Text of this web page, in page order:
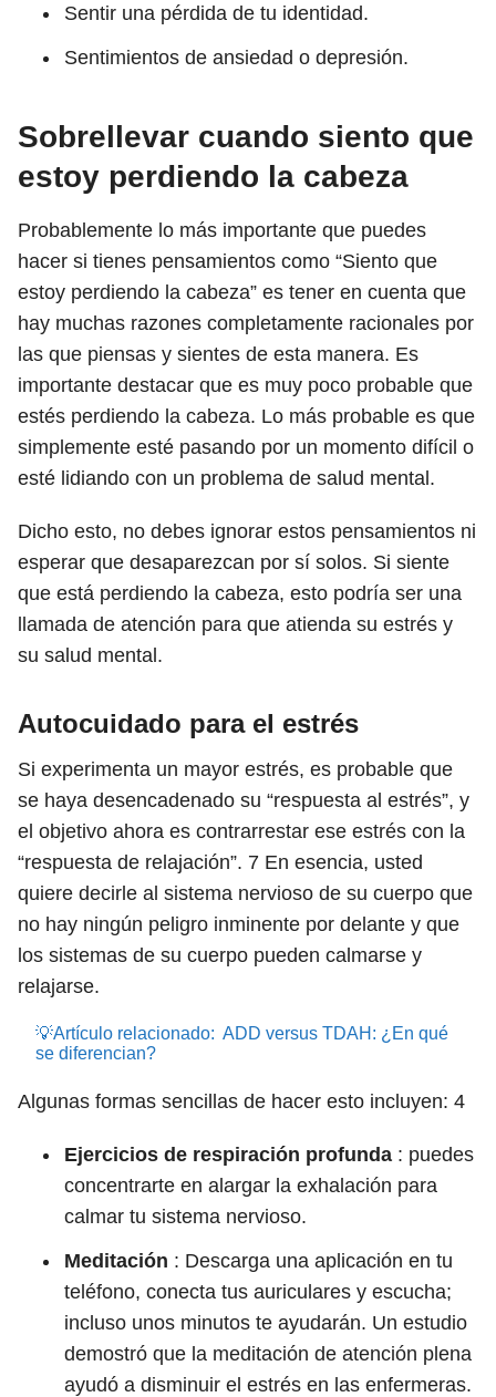
Sentir una pérdida de tu identidad.
Sentimientos de ansiedad o depresión.
Sobrellevar cuando siento que
estoy perdiendo la cabeza
Probablemente lo más importante que puedes
hacer si tienes pensamientos como “Siento que
estoy perdiendo la cabeza” es tener en cuenta que
hay muchas razones completamente racionales por
las que piensas y sientes de esta manera. Es
importante destacar que es muy poco probable que
estés perdiendo la cabeza. Lo más probable es que
simplemente esté pasando por un momento difícil o
esté lidiando con un problema de salud mental.
Dicho esto, no debes ignorar estos pensamientos ni
esperar que desaparezcan por sí solos. Si siente
que está perdiendo la cabeza, esto podría ser una
llamada de atención para que atienda su estrés y
su salud mental.
Autocuidado para el estrés
Si experimenta un mayor estrés, es probable que
se haya desencadenado su “respuesta al estrés”, y
el objetivo ahora es contrarrestar ese estrés con la
“respuesta de relajación”. 7 En esencia, usted
quiere decirle al sistema nervioso de su cuerpo que
no hay ningún peligro inminente por delante y que
los sistemas de su cuerpo pueden calmarse y
relajarse.
💡Artículo relacionado: ADD versus TDAH: ¿En qué
se diferencian?
Algunas formas sencillas de hacer esto incluyen: 4
Ejercicios de respiración profunda : puedes
concentrarte en alargar la exhalación para
calmar tu sistema nervioso.
Meditación : Descarga una aplicación en tu
teléfono, conecta tus auriculares y escucha;
incluso unos minutos te ayudarán. Un estudio
demostró que la meditación de atención plena
ayudó a disminuir el estrés en las enfermeras.